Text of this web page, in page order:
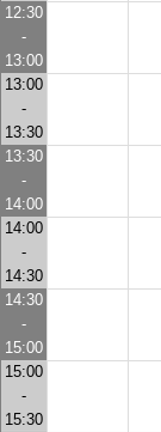
12:30
-
13:00
13:00
-
13:30
13:30
-
14:00
14:00
-
14:30
14:30
-
15:00
15:00
-
15:30